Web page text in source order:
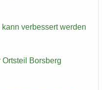
ver­bes­sert wer­den
Borsberg